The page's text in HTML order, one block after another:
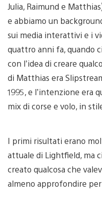
Julia, Raimund e
e abbiamo un
sui media interattivi e i
quattro anni fa, quando
con l’idea di creare
di Matthias era
1995, e l’intenzione era
mix di corse e volo, in
I primi risultati erano
attuale di Lightfield, ma
creato qualcosa che
almeno approfondire